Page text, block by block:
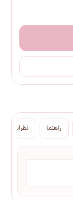
راهنما نظرات